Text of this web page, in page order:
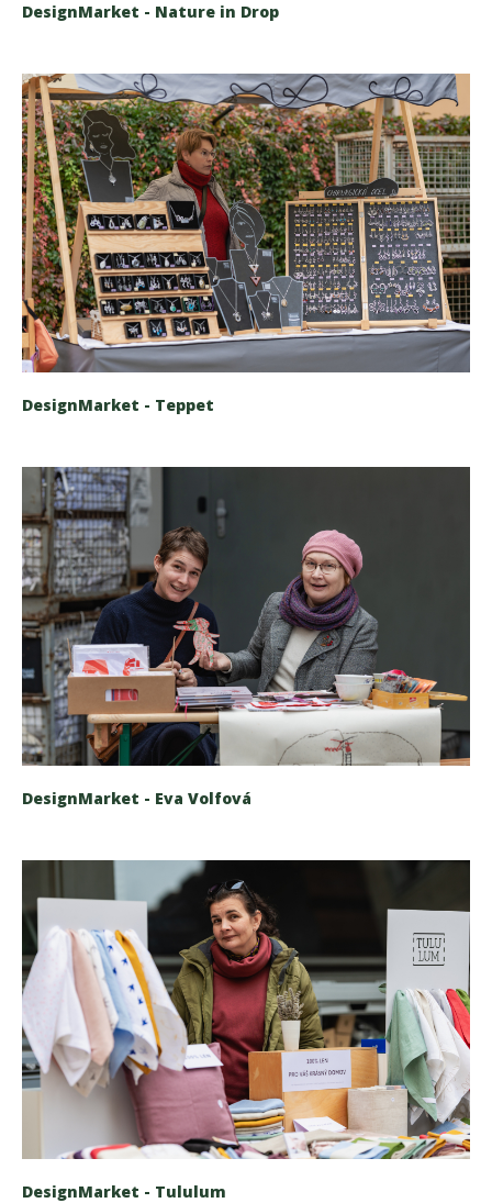
DesignMarket - Nature in Drop
DesignMarket - Teppet
DesignMarket - Eva Volfová
DesignMarket - Tululum